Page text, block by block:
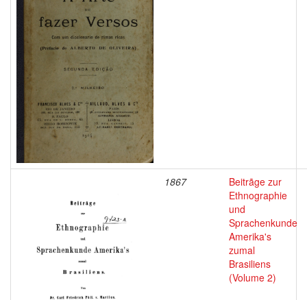
1867
Beitrãge zur
Ethnographie
und
Sprachenkunde
Amerika's
zumal
Brasiliens
(Volume 2)